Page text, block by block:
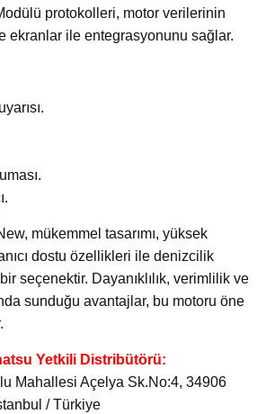
protokolleri, motor verilerinin
ekranlar ile entegrasyonunu sağlar.
mükemmel tasarımı, yüksek
dostu özellikleri ile denizcilik
seçenektir. Dayanıklılık, verimlilik ve
sunduğu avantajlar, bu motoru öne
Yetkili Distribütörü:
Mahallesi Açelya Sk.No:4, 34906
/ Türkiye